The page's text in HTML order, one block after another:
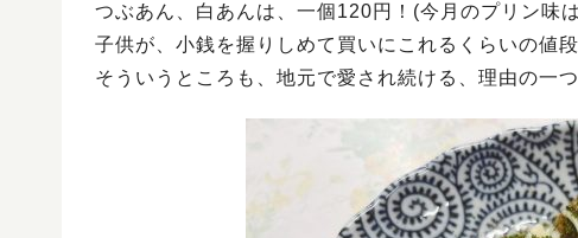
つぶあん、白あんは、一個120円！(今月のプリン味
子供が、小銭を握りしめて買いにこれるくらいの値
そういうところも、地元で愛され続ける、理由の一